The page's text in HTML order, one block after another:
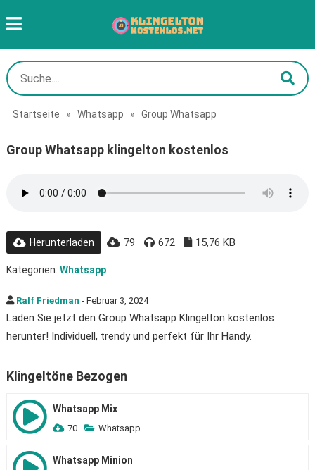
Startseite » Whatsapp » Group Whatsapp
Group Whatsapp klingelton kostenlos
Herunterladen 79 672 15,76 KB
Kategorien: Whatsapp
Ralf Friedman - Februar 3, 2024
Laden Sie jetzt den Group Whatsapp Klingelton kostenlos
herunter! Individuell, trendy und perfekt für Ihr Handy.
Klingeltöne Bezogen
Whatsapp Mix
70 Whatsapp
Whatsapp Minion